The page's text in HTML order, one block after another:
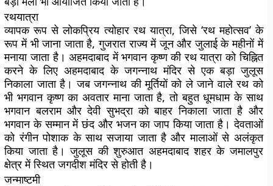
रथयात्रा
व्यापक रूप से लोकप्रिय त्योहार रथ यात्रा, जिसे ‘रथ महोत्सव’ के
रूप में भी जाना जाता है, गुजरात राज्य में जून और जुलाई के महीनों में
मनाया जाता है। अहमदाबाद में भगवान कृष्ण की रथ यात्रा को चिह्नित
करने के लिए अहमदाबाद के जगन्नाथ मंदिर से एक बड़ा जुलूस
निकाला जाता है। जब जगन्नाथ की मूर्तियों को ले जाने वाले रथ को
भी भगवान कृष्ण का अवतार माना जाता है, तो बहुत धूमधाम के साथ
भगवान बलराम और देवी सुभद्रा को बाहर निकाला जाता है और
भगवान के सम्मान में छंद और भजन का जाप किया जाता है। देवताओं
को रंगीन पोशाक के साथ सजाया जाता है और मालाओं से अलंकृत
किया जाता है। जुलूस की शुरुआत अहमदाबाद शहर के जमालपुर
क्षेत्र में स्थित जगदीश मंदिर से होती है।
जन्माष्टमी